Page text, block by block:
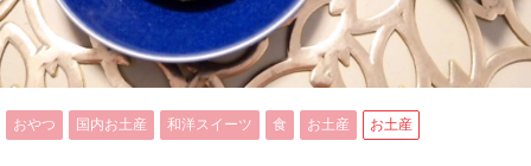
おやつ 国内お土産 和洋スイーツ 食 お土産 お土産